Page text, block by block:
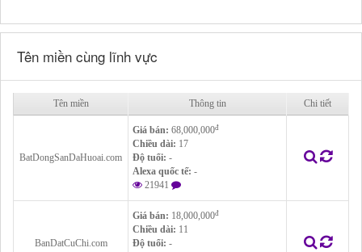
Tên miền cùng lĩnh vực
Tên miền Thông tin Chi tiết
BatDongSanDaHuoai.com
Giá bán: 68,000,000đ
Chiều dài: 17
Độ tuổi: -
Alexa quốc tế: -
21941
BanDatCuChi.com
Giá bán: 18,000,000đ
Chiều dài: 11
Độ tuổi: -